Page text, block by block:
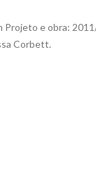
Projeto e obra:
Corbett.